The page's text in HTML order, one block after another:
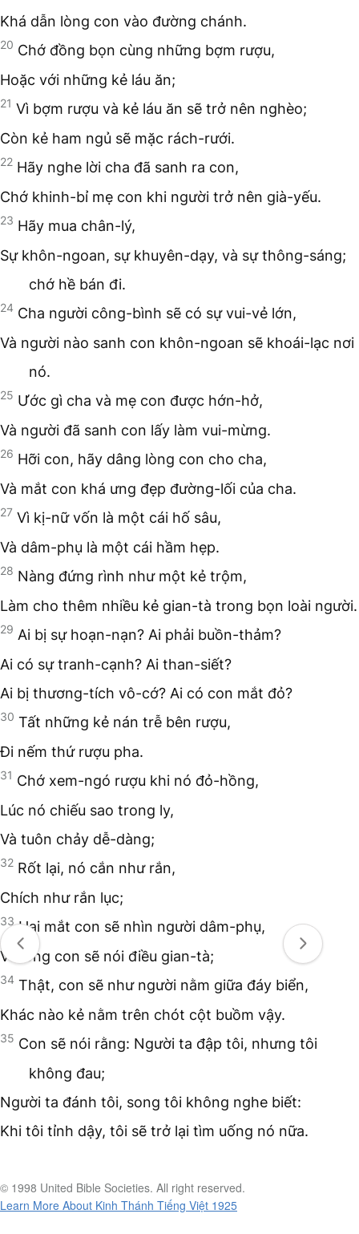
Khá dẫn lòng con vào đường chánh.
20 Chớ đồng bọn cùng những bợm rượu,
Hoặc với những kẻ láu ăn;
21 Vì bợm rượu và kẻ láu ăn sẽ trở nên nghèo;
Còn kẻ ham ngủ sẽ mặc rách-rưới.
22 Hãy nghe lời cha đã sanh ra con,
Chớ khinh-bỉ mẹ con khi người trở nên già-yếu.
23 Hãy mua chân-lý,
Sự khôn-ngoan, sự khuyên-dạy, và sự thông-sáng;
chớ hề bán đi.
24 Cha người công-bình sẽ có sự vui-vẻ lớn,
Và người nào sanh con khôn-ngoan sẽ khoái-lạc nơi
nó.
25 Ước gì cha và mẹ con được hớn-hở,
Và người đã sanh con lấy làm vui-mừng.
26 Hỡi con, hãy dâng lòng con cho cha,
Và mắt con khá ưng đẹp đường-lối của cha.
27 Vì kị-nữ vốn là một cái hố sâu,
Và dâm-phụ là một cái hầm hẹp.
28 Nàng đứng rình như một kẻ trộm,
Làm cho thêm nhiều kẻ gian-tà trong bọn loài người.
29 Ai bị sự hoạn-nạn? Ai phải buồn-thảm?
Ai có sự tranh-cạnh? Ai than-siết?
Ai bị thương-tích vô-cớ? Ai có con mắt đỏ?
30 Tất những kẻ nán trễ bên rượu,
Đi nếm thứ rượu pha.
31 Chớ xem-ngó rượu khi nó đỏ-hồng,
Lúc nó chiếu sao trong ly,
Và tuôn chảy dễ-dàng;
32 Rốt lại, nó cắn như rắn,
Chích như rắn lục;
33 Hai mắt con sẽ nhìn người dâm-phụ,
Và lòng con sẽ nói điều gian-tà;
34 Thật, con sẽ như người nằm giữa đáy biển,
Khác nào kẻ nằm trên chót cột buồm vậy.
35 Con sẽ nói rằng: Người ta đập tôi, nhưng tôi
không đau;
Người ta đánh tôi, song tôi không nghe biết:
Khi tôi tỉnh dậy, tôi sẽ trở lại tìm uống nó nữa.
© 1998 United Bible Societies. All right reserved.
Learn More About Kinh Thánh Tiếng Việt 1925